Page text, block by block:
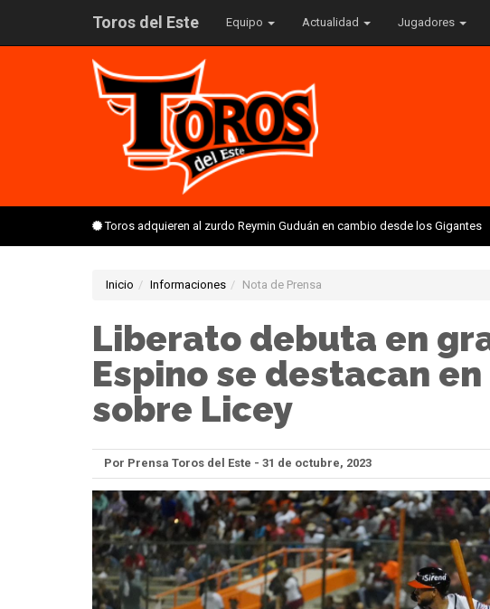
Toros del Este Equipo Actualidad Jugadores
Toros adquieren al zurdo Reymin Guduán en cambio desde los Gigantes
Inicio Informaciones Nota de Prensa
Liberato debuta en
Espino se destacan
sobre Licey
Por Prensa Toros del Este - 31 de octubre, 2023